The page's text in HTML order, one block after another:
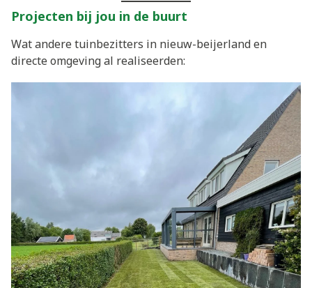
Projecten bij jou in de buurt
Wat andere tuinbezitters in nieuw-beijerland en
directe omgeving al realiseerden: